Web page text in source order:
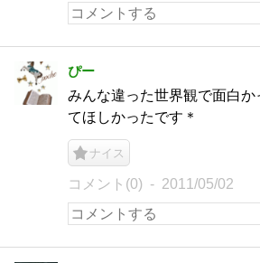
ぴー
みんな違った世界観で面白
てほしかったです＊
ナイス
コメント(0) 2011/05/02